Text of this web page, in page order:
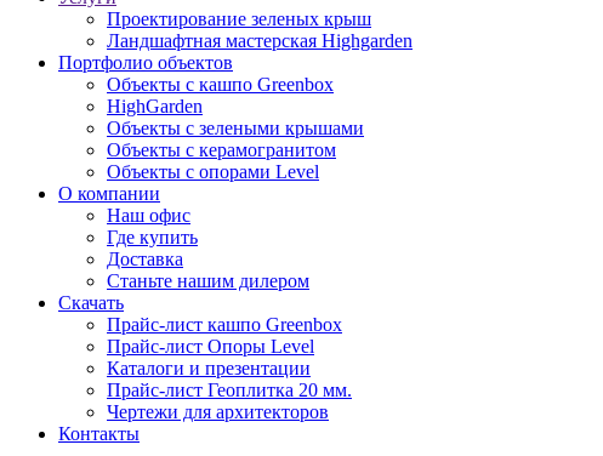
Проектирование зеленых крыш
Ландшафтная мастерская Highgarden
Портфолио объектов
Объекты с кашпо Greenbox
HighGarden
Объекты с зелеными крышами
Объекты с керамогранитом
Объекты с опорами Level
О компании
Наш офис
Где купить
Доставка
Станьте нашим дилером
Скачать
Прайс-лист кашпо Greenbox
Прайс-лист Опоры Level
Каталоги и презентации
Прайс-лист Геоплитка 20 мм.
Чертежи для архитекторов
Контакты